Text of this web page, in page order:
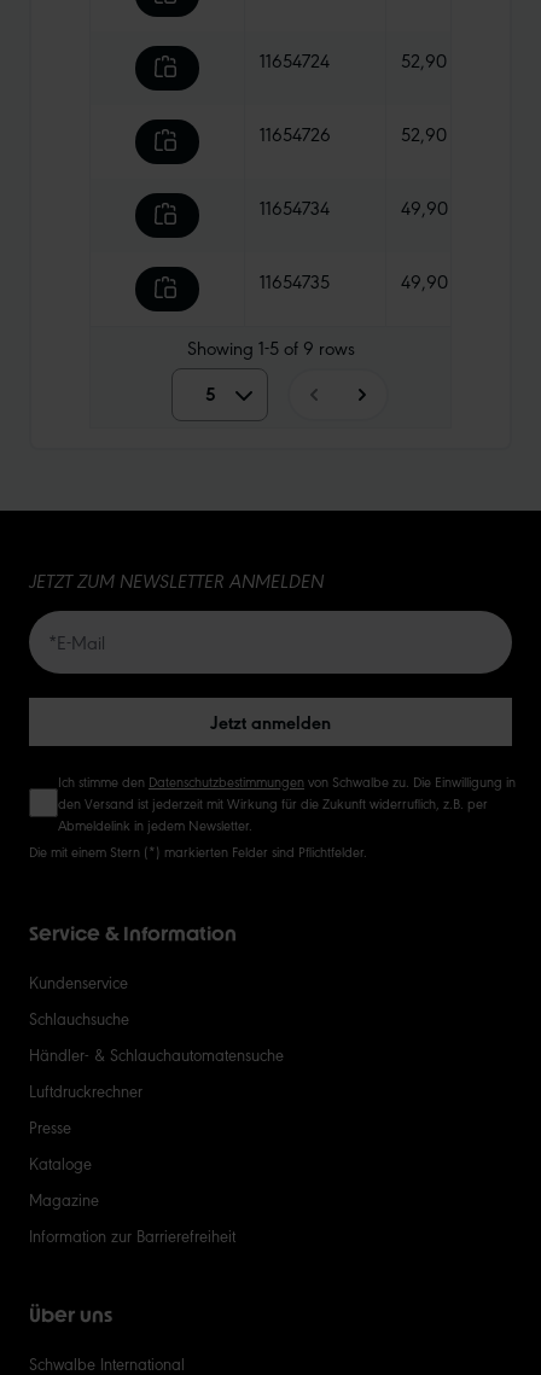
11654724 52,90 €
11654726 52,90 €
11654734 49,90 €
11654735 49,90 €
Showing 1-5of9 rows
5 5
20
JETZT ZUM NEWSLETTER ANMELDEN
Jetzt anmelden
Ich stimme den Datenschutzbestimmungen von Schwalbe zu. Die Einwilligung in
den Versand ist jederzeit mit Wirkung für die Zukunft widerruflich, z.B. per
Abmeldelink in jedem Newsletter.
Die mit einem Stern (*) markierten Felder sind Pflichtfelder.
Service & Information
Kundenservice
Schlauchsuche
Händler- & Schlauchautomatensuche
Luftdruckrechner
Presse
Kataloge
Magazine
Information zur Barrierefreiheit
Über uns
Schwalbe International